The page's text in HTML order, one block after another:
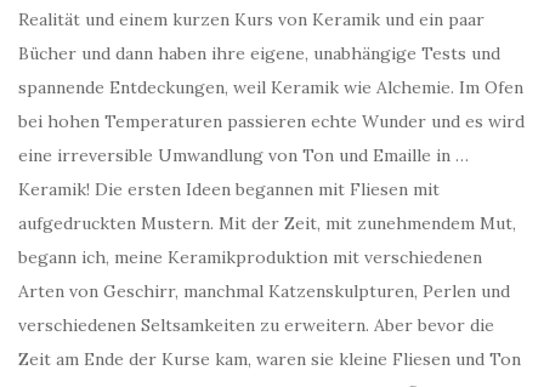
Realität und einem kurzen Kurs von Keramik und ein paar
Bücher und dann haben ihre eigene, unabhängige Tests und
spannende Entdeckungen, weil Keramik wie Alchemie. Im Ofen
bei hohen Temperaturen passieren echte Wunder und es wird
eine irreversible Umwandlung von Ton und Emaille in …
Keramik! Die ersten Ideen begannen mit Fliesen mit
aufgedruckten Mustern. Mit der Zeit, mit zunehmendem Mut,
begann ich, meine Keramikproduktion mit verschiedenen
Arten von Geschirr, manchmal Katzenskulpturen, Perlen und
verschiedenen Seltsamkeiten zu erweitern. Aber bevor die
Zeit am Ende der Kurse kam, waren sie kleine Fliesen und Ton